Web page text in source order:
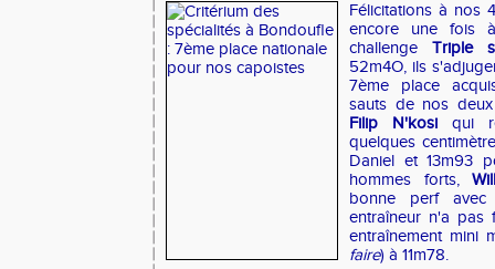
Félicitations à nos
encore une fois
challenge Triple
52m4O, ils
7ème place
sauts de nos
Filip N'kosi qui
quelques
Daniel et 13m93
hommes forts,
bonne perf avec
entraîneur n'a pas
entraînement mini
faire) à 11m78.